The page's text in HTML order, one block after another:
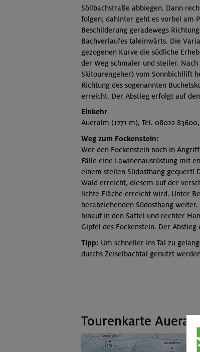
Söllbachstraße abbiegen. Dann
folgen; dahinter geht es vorbei am
Beschilderung geradewegs
Bachverlaufes taleinwärts. Die
gezogenen Kurve die südliche
der Weg schmaler und steiler.
Skitourengeher) vom Sonnbichllift
Richtung des sogenannten
erreicht. Der Abstieg erfolgt auf
Einkehr
Aueralm (1271 m), Tel. 08022
Weg zum Fockenstein:
Wer den Fockenstein noch in
Fälle eine Lawinenausrüstung mit
einem steilen Südosthang gequert!
Wald erreicht, diesem auf der
lichte Fläche erreicht wird. Unter
herabziehenden Südosthang
hinauf in den Sattel und rechter
Gipfel des Fockenstein. Der
Tipp: Um schneller ins Tal zu
durchs Zeiselbachtal genutzt
Tourenkarte Aueralm